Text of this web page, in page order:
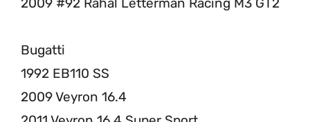
Bugatti
1992 EB110 SS
2009 Veyron 16.4